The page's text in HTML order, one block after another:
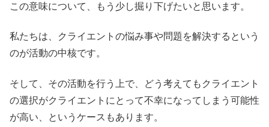
この意味について、もう少し掘り下げたいと思います。
私たちは、クライエントの悩み事や問題を解決するという
のが活動の中核です。
そして、その活動を行う上で、どう考えてもクライエント
の選択がクライエントにとって不幸になってしまう可能性
が高い、というケースもあります。